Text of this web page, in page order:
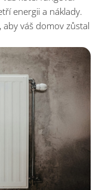
energii a náklady.
váš domov zůstal